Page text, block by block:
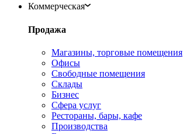
Коммерческая
Продажа
Магазины, торговые помещения
Офисы
Свободные помещения
Склады
Бизнес
Сфера услуг
Рестораны, бары, кафе
Производства